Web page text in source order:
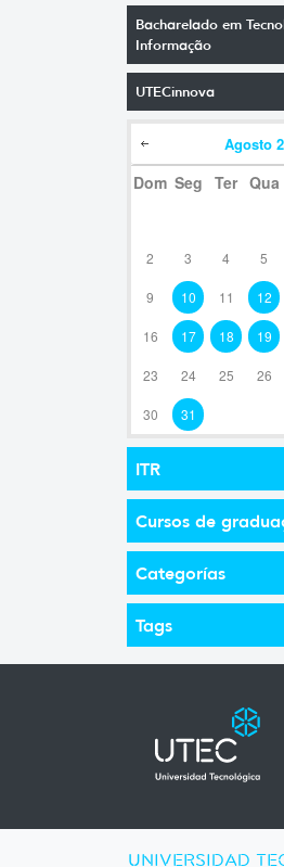
Bacharelado em
Informação
UTECinnova
Agosto
Dom Seg Ter Qua
2 3 4 5
9 10 11 12
16 17 18 19
23 24 25 26
30 31
ITR
Cursos de
Categorías
Tags
UNIVERSIDAD